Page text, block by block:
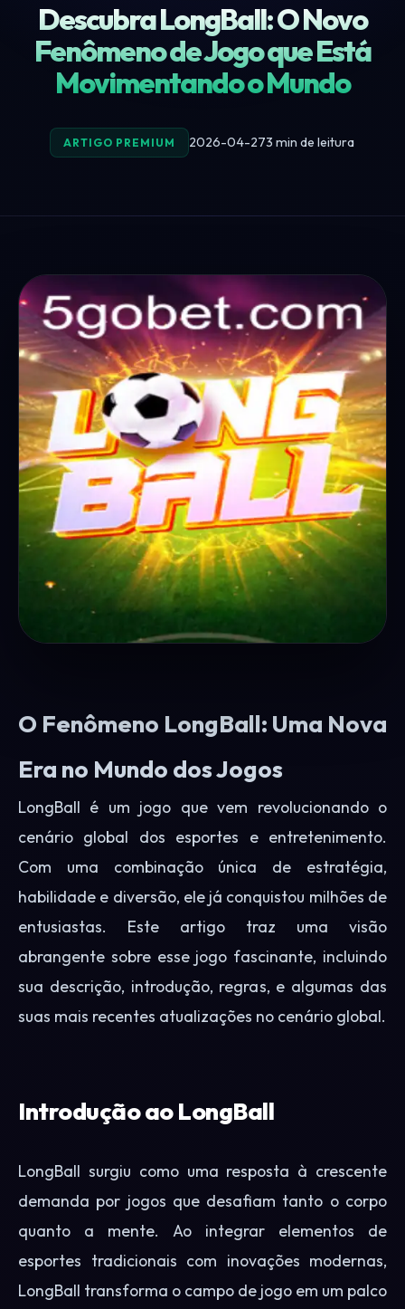
Descubra LongBall: O Novo
Fenômeno de Jogo que Está
Movimentando o Mundo
ARTIGO PREMIUM 2026-04-273 min de leitura
O Fenômeno LongBall: Uma Nova
Era no Mundo dos Jogos
LongBall é um jogo que vem revolucionando o
cenário global dos esportes e entretenimento.
Com uma combinação única de estratégia,
habilidade e diversão, ele já conquistou milhões de
entusiastas. Este artigo traz uma visão
abrangente sobre esse jogo fascinante, incluindo
sua descrição, introdução, regras, e algumas das
suas mais recentes atualizações no cenário global.
Introdução ao LongBall
LongBall surgiu como uma resposta à crescente
demanda por jogos que desafiam tanto o corpo
quanto a mente. Ao integrar elementos de
esportes tradicionais com inovações modernas,
LongBall transforma o campo de jogo em um palco